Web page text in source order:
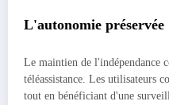
L'autonomie préservée
Le maintien de l'indépendance
téléassistance. Les utilisateurs
tout en bénéficiant d'une